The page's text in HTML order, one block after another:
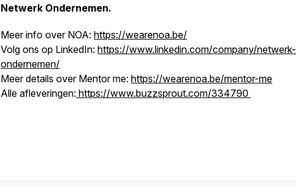
Netwerk Ondernemen.
Meer info over NOA: https://wearenoa.be/
Volg ons op LinkedIn: https://www.linkedin.com/company/netwerk-
ondernemen/
Meer details over Mentor me: https://wearenoa.be/mentor-me
Alle afleveringen: https://www.buzzsprout.com/334790